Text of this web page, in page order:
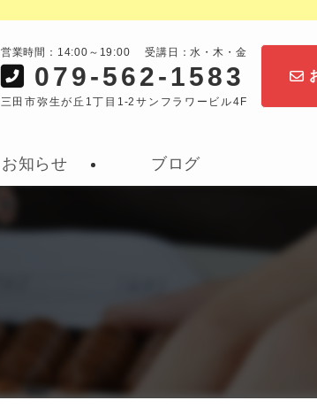
営業時間：14:00～19:00 受講日：水・木・金
079-562-1583
三田市弥生が丘1丁目1-2サンフラワービル4F
お知らせ ブログ